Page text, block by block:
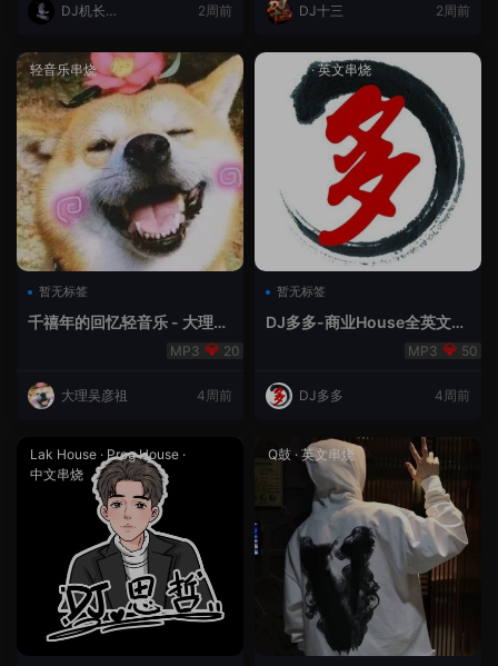
DJ机长云
2周前 DJ十三 2周前
轻音乐串烧
暂无标签
千禧年的回忆轻音乐 - 大理吴
20
大理吴彦祖 4周前
House·英文串烧
暂无标签
DJ多多-商业House全英文经
50
DJ多多 4周前
Lak House · Prog House ·
中文串烧
Q鼓 · 英文串烧